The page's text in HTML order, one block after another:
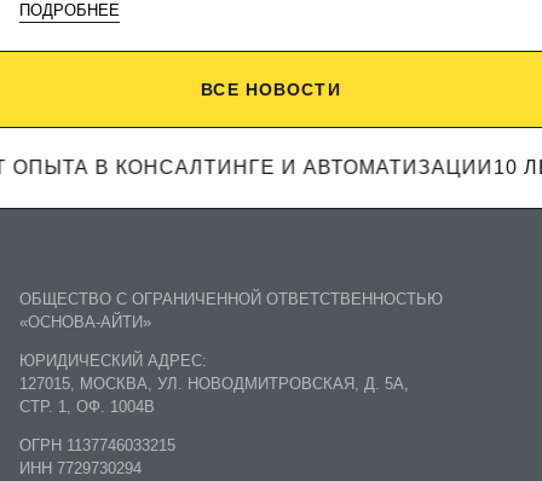
ПОДРОБНЕЕ
ВСЕ НОВОСТИ
ОПЫТА В КОНСАЛТИНГЕ И АВТОМАТИЗАЦИИ 10
ОБЩЕСТВО С ОГРАНИЧЕННОЙ ОТВЕТСТВЕННОСТЬЮ
«ОСНОВА-АЙТИ»
ЮРИДИЧЕСКИЙ АДРЕС:
127015, МОСКВА, УЛ. НОВОДМИТРОВСКАЯ, Д. 5А,
СТР. 1, ОФ. 1004В
ОГРН 1137746033215
ИНН 7729730294